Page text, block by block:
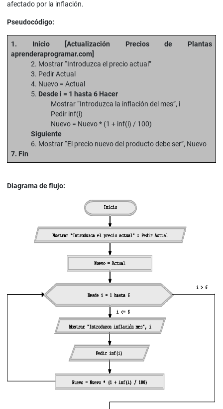
afectado por la inflación.
Pseudocódigo:
1. Inicio [Actualización Precios de Plantas
aprenderaprogramar.com]
2. Mostrar “Introduzca el precio actual”
3. Pedir Actual
4. Nuevo = Actual
5. Desde i = 1 hasta 6 Hacer
Mostrar “Introduzca la inflación del mes”, i
Pedir inf(i)
Nuevo = Nuevo * (1 + inf(i) / 100)
Siguiente
6. Mostrar “El precio nuevo del producto debe ser”, Nuevo
7. Fin
Diagrama de flujo: